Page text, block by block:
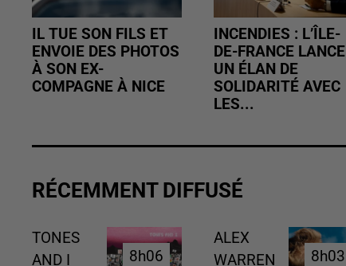
IL TUE SON FILS ET
ENVOIE DES PHOTOS
À SON EX-
COMPAGNE À NICE
INCENDIES : L’ÎLE-
DE-FRANCE LANCE
UN ÉLAN DE
SOLIDARITÉ AVEC
LES...
RÉCEMMENT DIFFUSÉ
TONES
AND I
8h06
8h06
ALEX
WARREN
8h03
8h03